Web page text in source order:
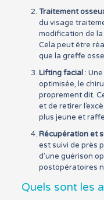
Traitement
du visage
modification de
Cela peut être
que la greffe
Lifting facial:
optimisée, le
proprement dit.
et de retirer
plus jeune et
Récupération et
est suivi de près
d’une guérison
postopératoires
Quels sont les